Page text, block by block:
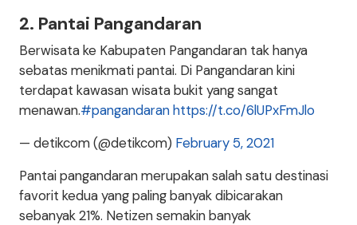
2. Pantai Pangandaran
Berwisata ke Kabupaten Pangandaran tak hanya
sebatas menikmati pantai. Di Pangandaran kini
terdapat kawasan wisata bukit yang sangat
menawan.#pangandaranhttps://t.co/6lUPxFmJlo
— detikcom (@detikcom) February 5, 2021
Pantai pangandaran merupakan salah satu destinasi
favorit kedua yang paling banyak dibicarakan
sebanyak 21%. Netizen semakin banyak